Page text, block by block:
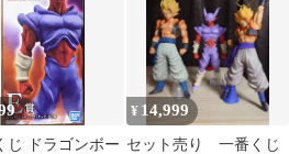
じ ドラゴンボー
¥ 14,999
セット売り 一番くじ